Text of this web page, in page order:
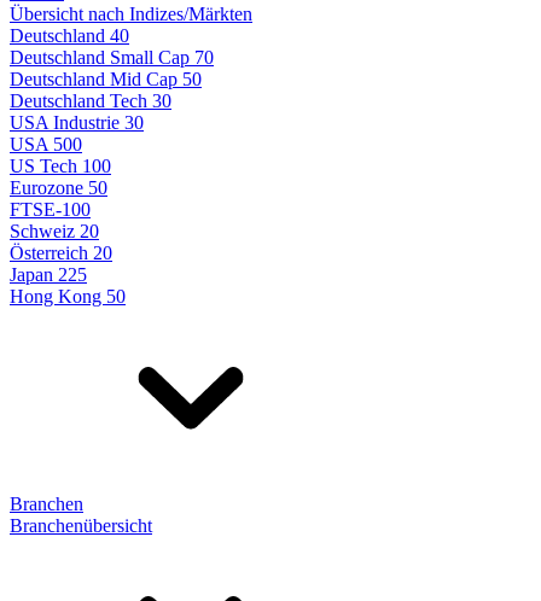
Übersicht nach Indizes/Märkten
Deutschland 40
Deutschland Small Cap 70
Deutschland Mid Cap 50
Deutschland Tech 30
USA Industrie 30
USA 500
US Tech 100
Eurozone 50
FTSE-100
Schweiz 20
Österreich 20
Japan 225
Hong Kong 50
Branchen
Branchenübersicht